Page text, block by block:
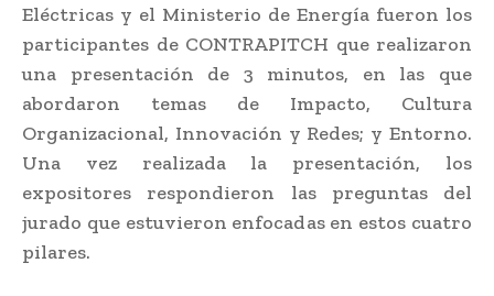
Eléctricas y el Ministerio de Energía fueron los
participantes de ​CONTRAPITCH que realizaron
una presentación de 3 minutos, en las que
abordaron temas de ​Impacto, Cultura
Organizacional, Innovación​ y Redes; y Entorno.
Una vez realizada la presentación, los
expositores respondieron las preguntas del
jurado que estuvieron enfocadas en estos cuatro
pilares.